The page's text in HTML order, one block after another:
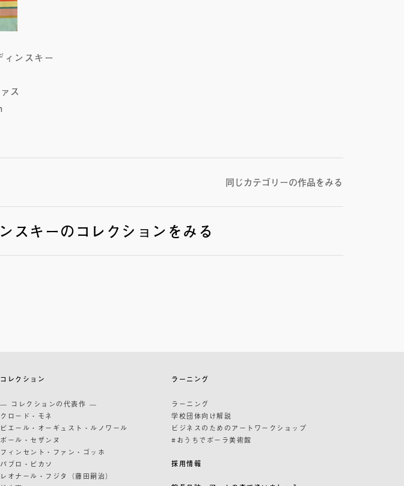
ィンスキー
ス
同じカテゴリーの作品をみる
スキーのコレクションをみる
コレクション
— コレクションの代表作 —
クロード・モネ
ピエール・オーギュスト・ルノワール
ポール・セザンヌ
フィンセント・ファン・ゴッホ
パブロ・ピカソ
レオナール・フジタ（藤田嗣治）
ラーニング
ラーニング
学校団体向け解説
ビジネスのためのアートワークショップ
#おうちでポーラ美術館
採用情報